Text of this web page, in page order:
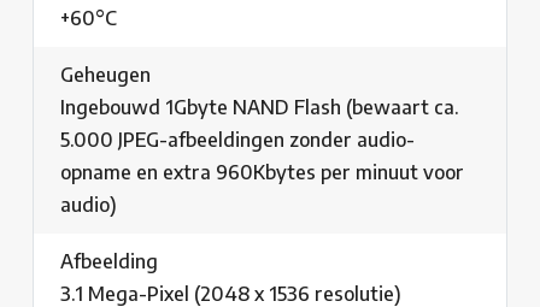
+60°C
Geheugen
Ingebouwd 1Gbyte NAND Flash (bewaart ca.
5.000 JPEG-afbeeldingen zonder audio-
opname en extra 960Kbytes per minuut voor
audio)
Afbeelding
3.1 Mega-Pixel (2048 x 1536 resolutie)